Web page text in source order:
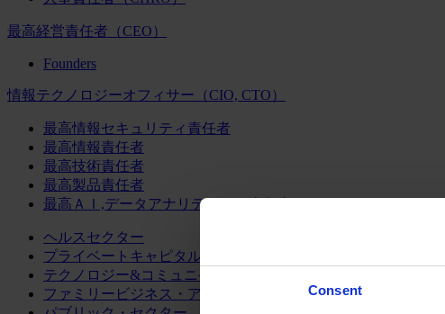
Consent
最高経営責任者（CEO）
Founders
情報テクノロジーオフィサー（CIO, CTO）
最高情報セキュリティ責任者
最高情報責任者
最高技術責任者
最高製品責任者
最高ＡＩ,データアナリティクス責任者
ヘルスセクター
プライベートキャピタル
テクノロジー&コミュニケーション
ファミリービジネス・アドバイザリー